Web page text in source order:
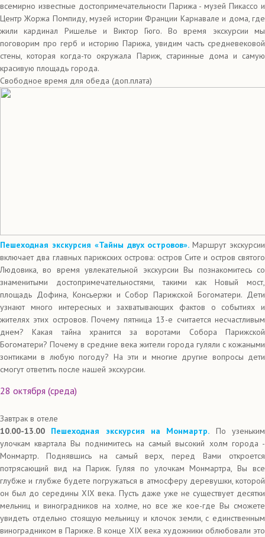
всемирно известные достопримечательности Парижа - музей Пикассо и
Центр Жоржа Помпиду, музей истории Франции Карнавале и дома, где
жили кардинал Ришелье и Виктор Гюго. Во время экскурсии мы
поговорим про герб и историю Парижа, увидим часть средневековой
стены, которая когда-то окружала Париж, старинные дома и самую
красивую площадь города.
Свободное время для обеда (доп.плата)
Пешеходная экскурсия «Тайны двух островов».Маршрут экскурсии
включает два главных парижских острова: остров Сите и остров святого
Людовика, во время увлекательной экскурсии Вы познакомитесь со
знаменитыми достопримечательностями, такими как Новый мост,
площадь Дофина, Консьержи и Собор Парижской Богоматери. Дети
узнают много интересных и захватывающих фактов о событиях и
жителях этих островов. Почему пятница 13-е считается несчастливым
днем? Какая тайна хранится за воротами Собора Парижской
Богоматери? Почему в средние века жители города гуляли с кожаными
зонтиками в любую погоду? На эти и многие другие вопросы дети
смогут ответить после нашей экскурсии.
28 октября (среда)
Завтрак в отеле
10.00-13.00 Пешеходная экскурсия на Монмартр. По узеньким
улочкам квартала Вы поднимитесь на самый высокий холм города -
Монмартр. Поднявшись на самый верх, перед Вами откроется
потрясающий вид на Париж. Гуляя по улочкам Монмартра, Вы все
глубже и глубже будете погружаться в атмосферу деревушки, которой
он был до середины XIX века. Пусть даже уже не существует десятки
мельниц и виноградников на холме, но все же кое-где Вы сможете
увидеть отдельно стоящую мельницу и клочок земли, с единственным
виноградником в Париже. В конце XIX века художники облюбовали это